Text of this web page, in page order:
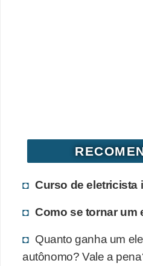
Curso de eletricista
Como se tornar um
Quanto ganha um
autônomo? Vale a